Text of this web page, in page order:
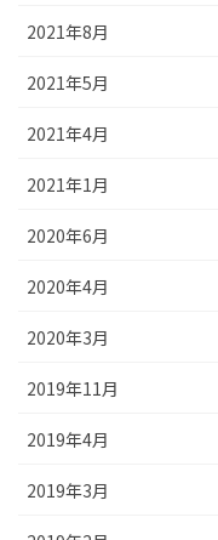
2021年8月
2021年5月
2021年4月
2021年1月
2020年6月
2020年4月
2020年3月
2019年11月
2019年4月
2019年3月